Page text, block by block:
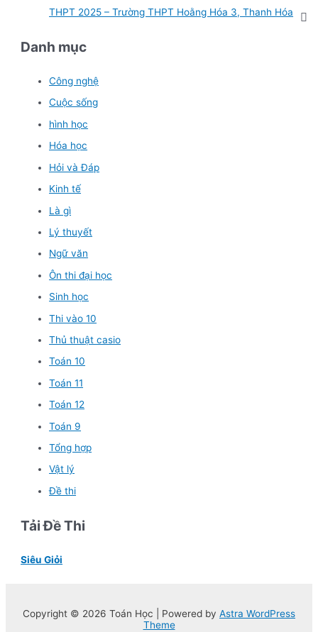
THPT 2025 – Trường THPT Hoằng Hóa 3, Thanh Hóa
Danh mục
Công nghệ
Cuộc sống
hình học
Hóa học
Hỏi và Đáp
Kinh tế
Là gì
Lý thuyết
Ngữ văn
Ôn thi đại học
Sinh học
Thi vào 10
Thủ thuật casio
Toán 10
Toán 11
Toán 12
Toán 9
Tổng hợp
Vật lý
Đề thi
Tải Đề Thi
Siêu Giỏi
Copyright © 2026 Toán Học | Powered by Astra WordPress
Theme